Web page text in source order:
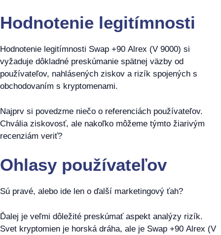
Hodnotenie legitímnosti
Hodnotenie legitímnosti Swap +90 Alrex (V 9000) si
vyžaduje dôkladné preskúmanie spätnej väzby od
používateľov, nahlásených ziskov a rizík spojených s
obchodovaním s kryptomenami.
Najprv si povedzme niečo o referenciách používateľov.
Chvália ziskovosť, ale nakoľko môžeme týmto žiarivým
recenziám veriť?
Ohlasy používateľov
Sú pravé, alebo ide len o ďalší marketingový ťah?
Ďalej je veľmi dôležité preskúmať aspekt analýzy rizík.
Svet kryptomien je horská dráha, ale je Swap +90 Alrex (V